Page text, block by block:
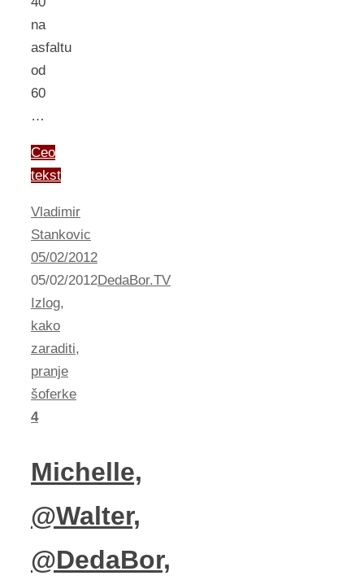
na
asfaltu
od
60
…
Ceo
tekst
Vladimir
Stankovic
05/02/2012
05/02/2012DedaBor.TV
Izlog,
kako
zaraditi,
pranje
šoferke
4
Michelle,
@Walter,
@DedaBor,